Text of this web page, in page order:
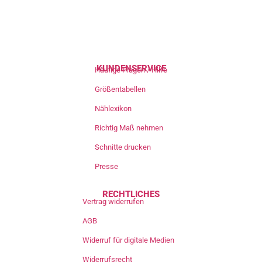
KUNDENSERVICE
Häufige Fragen / Hilfe
Größentabellen
Nählexikon
Richtig Maß nehmen
Schnitte drucken
Presse
RECHTLICHES
Vertrag widerrufen
AGB
Widerruf für digitale Medien
Widerrufsrecht